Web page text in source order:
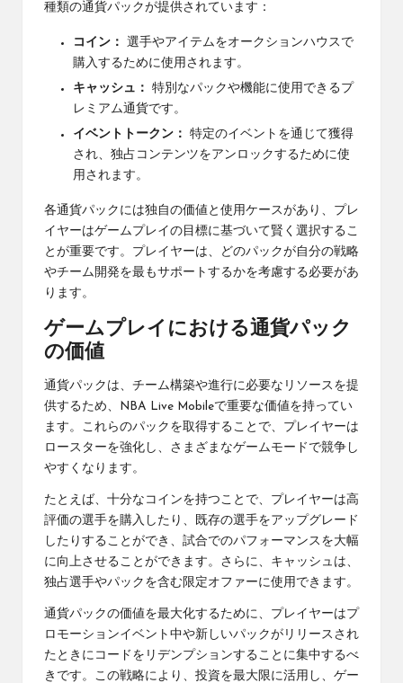
種類の通貨パックが提供されています：
コイン：
選手やアイテムをオークションハウスで
購入するために使用されます。
キャッシュ：
特別なパックや機能に使用できるプ
レミアム通貨です。
イベントトークン：
特定のイベントを通じて獲得
され、独占コンテンツをアンロックするために使
用されます。
各通貨パックには独自の価値と使用ケースがあり、プレ
イヤーはゲームプレイの目標に基づいて賢く選択するこ
とが重要です。プレイヤーは、どのパックが自分の戦略
やチーム開発を最もサポートするかを考慮する必要があ
ります。
ゲームプレイにおける通貨パック
の価値
通貨パックは、チーム構築や進行に必要なリソースを提
供するため、NBA Live Mobileで重要な価値を持ってい
ます。これらのパックを取得することで、プレイヤーは
ロースターを強化し、さまざまなゲームモードで競争し
やすくなります。
たとえば、十分なコインを持つことで、プレイヤーは高
評価の選手を購入したり、既存の選手をアップグレード
したりすることができ、試合でのパフォーマンスを大幅
に向上させることができます。さらに、キャッシュは、
独占選手やパックを含む限定オファーに使用できます。
通貨パックの価値を最大化するために、プレイヤーはプ
ロモーションイベント中や新しいパックがリリースされ
たときにコードをリデンプションすることに集中するべ
きです。この戦略により、投資を最大限に活用し、ゲー